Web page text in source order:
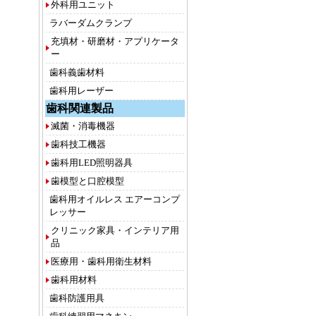
外科用ユニット
ラバーダムクランプ
充填材・研磨材・アプリケータ
ー
歯科義歯材料
歯科用レーザー
歯科関連製品
滅菌・消毒機器
歯科技工機器
歯科用LED照明器具
歯模型と口腔模型
歯科用オイルレス エアーコンプ
レッサー
クリニック家具・インテリア用
品
医療用・歯科用衛生材料
歯科用材料
歯科防護用具